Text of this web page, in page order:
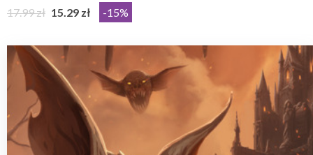
17.99 zł 15.29 zł -15%